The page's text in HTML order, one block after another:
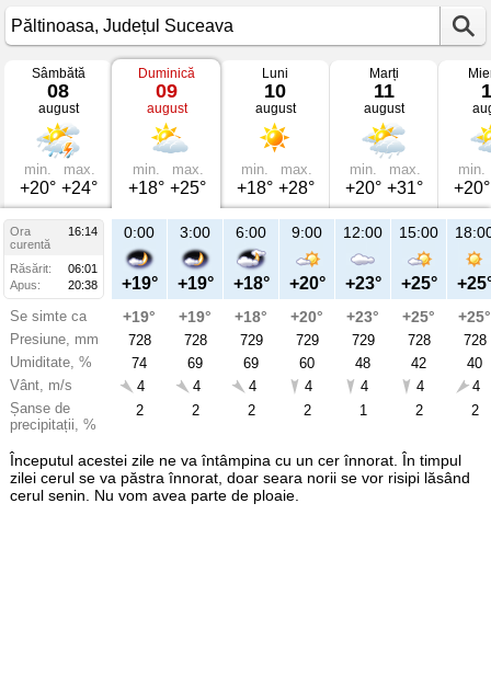
Vremea
Păltinoasa
mâine
Județul
Suceava
Sâmbătă
08
august
min.
+20°
max.
+24°
Duminică
09
august
min.
+18°
max.
+25°
Luni
10
august
min.
+18°
max.
+28°
Marți
11
august
min.
+20°
max.
+31°
min.
+20°
Ora
16:14
curentă
Răsărit:
06:01
Apus:
20:38
Se simte ca
Presiune, mm
Umiditate, %
Vânt, m/s
Șanse de
precipitații, %
21:00
+22°
+22°
728
64
4
4
Du
aug
0:00
+19°
+19°
728
74
4
2
3:00
+19°
+19°
728
69
4
2
6:00
+18°
+18°
729
69
4
2
9:00
+20°
+20°
729
60
4
2
12:00
+23°
+23°
729
48
4
1
15:00
+25°
+25°
728
42
4
2
+25°
728
40
4
2
Începutul acestei zile ne va întâmpina cu un cer înnorat. În timpul
zilei cerul se va păstra înnorat, doar seara norii se vor risipi lăsând
cerul senin. Nu vom avea parte de ploaie.